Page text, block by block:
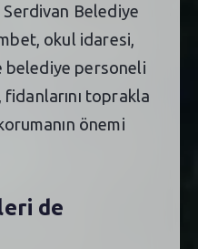
Serdivan Belediye
okul idaresi,
belediye personeli
toprakla
önemi
de